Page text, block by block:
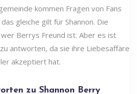
kommen Fragen von Fans
gleiche gilt für Shannon. Die
Berrys Freund ist. Aber es ist
antworten, da sie ihre Liebesaffäre
akzeptiert hat.
zu Shannon Berry